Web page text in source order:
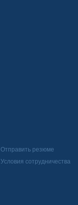
Отправить резюме
Условия сотрудничества